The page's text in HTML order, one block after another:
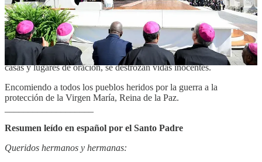
Deseo expresar mi cercanía a quienes sufren a causa de los recientes
ataques, perpetrados también contra civiles.
La guerra no resuelve los problemas, sino que los agrava; no genera
seguridad, sino que multiplica el sufrimiento y el odio. Donde caen
misiles y drones, se desvanece también la esperanza, se destruyen
casas y lugares de oración, se destrozan vidas inocentes.
Encomiendo a todos los pueblos heridos por la guerra a la
protección de la Virgen María, Reina de la Paz.
Resumen leído en español por el Santo Padre
Queridos hermanos y hermanas: